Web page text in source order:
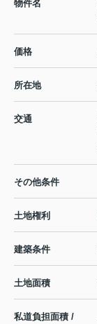
物件名
価格
所在地
交通
その他条件
土地権利
建築条件
土地面積
私道負担面積 /